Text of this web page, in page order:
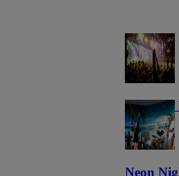
Haunted
58
Neon